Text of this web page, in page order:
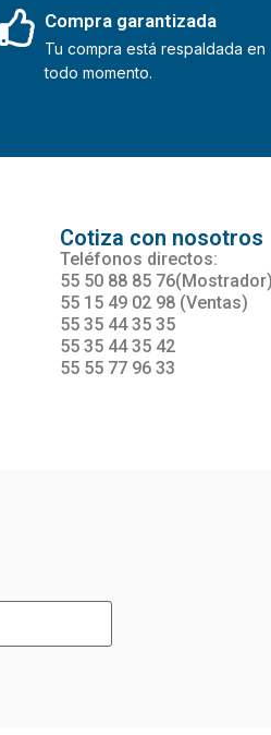
Compra garantizada
Tu compra está respaldada en
todo momento.
Cotiza con nosotros
Teléfonos directos:
55 50 88 85 76(Mostrador)
55 15 49 02 98 (Ventas)
55 35 44 35 35
55 35 44 35 42
55 55 77 96 33